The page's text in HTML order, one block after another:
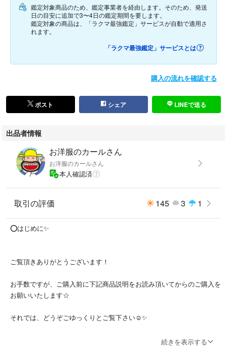
クレイジーパターン ドッキング
立体感 凹凸 3D
✔️サイズ
平置き採寸、単位はcmです✍️
②身幅:65
④袖丈:65
✔️素材
数回使用の古着ですが、大きな傷や汚れ等なく✨極美品✨です☺️
当店は、基本的にホームクリーニングをしたものを出品、販売しておりま
す☆
鑑定対象商品のため、鑑定事業者を経由します。そのため、発送
日の目安に追加で3〜4日の鑑定期間を要します。
鑑定対象の商品は、「ラクマ最強鑑定」サービスが自動で適用さ
れます。
「ラクマ最強鑑定」サービスとは
購入の流れを確認する
ポスト シェア LINEで送る
出品者情報
お洋服のカールさん
お洋服のカールさん
本人確認済
取引の評価 145 3 1
⭕️はじめに✨
ご覧頂きありがとうございます！
お手数ですが、ご購入前に下記商品説明をお読み頂いてからのご購入を
お願いいたします☆
それでは、どうぞごゆっくりとご覧下さい☺️✨
続きを表示する